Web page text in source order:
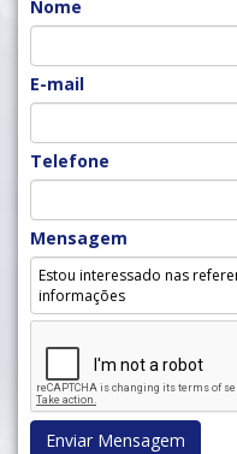
Nome
E-mail
Telefone
Mensagem
Enviar Mensagem